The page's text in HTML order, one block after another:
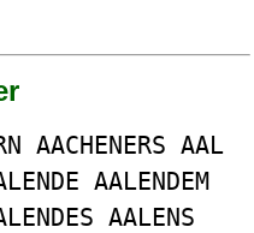
AACHENERS AAL
AALENDEM
AALENS